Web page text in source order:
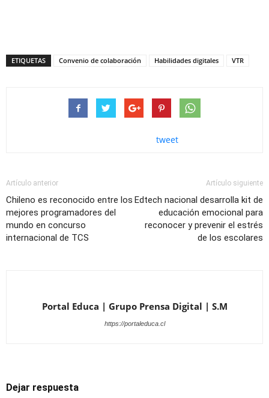
ETIQUETAS Convenio de colaboración Habilidades digitales VTR
tweet
Artículo anterior
Chileno es reconocido entre los
mejores programadores del
mundo en concurso
internacional de TCS
Artículo siguiente
Edtech nacional desarrolla kit de
educación emocional para
reconocer y prevenir el estrés
de los escolares
Portal Educa | Grupo Prensa Digital | S.M
https://portaleduca.cl
Dejar respuesta